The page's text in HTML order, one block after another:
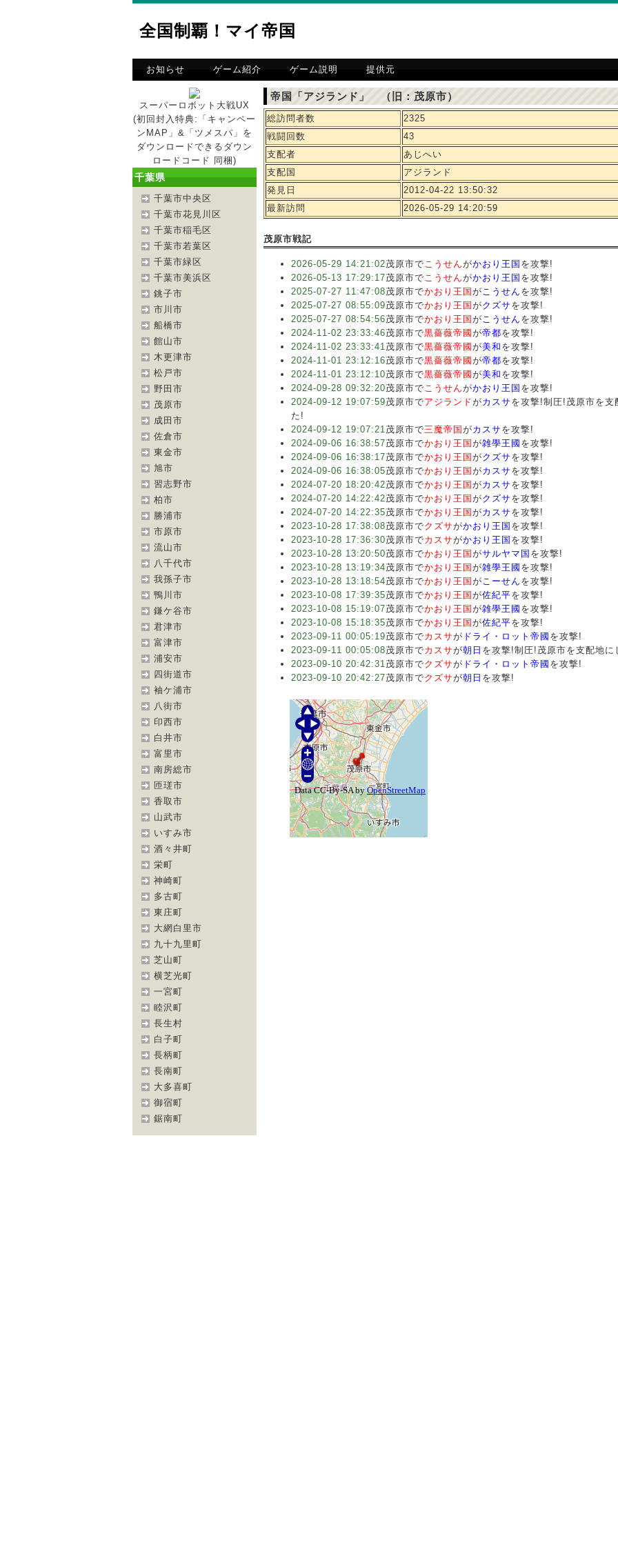
全国制覇！マイ帝国
お知らせ ゲーム紹介 ゲーム説明 提供元
スーパーロボット大戦UX
(初回封入特典:「キャンペー
ンMAP」&「ツメスパ」を
ダウンロードできるダウン
ロードコード 同梱)
千葉県
千葉市中央区
千葉市花見川区
千葉市稲毛区
千葉市若葉区
千葉市緑区
千葉市美浜区
銚子市
市川市
船橋市
館山市
木更津市
松戸市
野田市
茂原市
成田市
佐倉市
東金市
旭市
習志野市
柏市
勝浦市
市原市
流山市
八千代市
我孫子市
鴨川市
鎌ケ谷市
君津市
富津市
浦安市
四街道市
袖ケ浦市
八街市
印西市
白井市
富里市
南房総市
匝瑳市
香取市
山武市
いすみ市
酒々井町
栄町
神崎町
多古町
東庄町
大網白里市
九十九里町
芝山町
横芝光町
一宮町
睦沢町
長生村
白子町
長柄町
長南町
大多喜町
御宿町
鋸南町
帝国「アジランド」 （旧：茂原市）
総訪問者数
2325
戦闘回数
43
支配者
あじへい
支配国
アジランド
発見日
2012-04-22 13:50:32
最新訪問
2026-05-29 14:20:59
茂原市戦記
2026-05-29 14:21:02茂原市でこうせんがかおり王国 を攻撃!
2026-05-13 17:29:17茂原市でこうせんがかおり王国 を攻撃!
2025-07-27 11:47:08茂原市でかおり王国 がこうせん を攻撃!
2025-07-27 08:55:09茂原市でかおり王国 がクズサを攻撃!
2025-07-27 08:54:56茂原市でかおり王国 がこうせん を攻撃!
2024-11-02 23:33:46茂原市で黒薔薇帝國 が帝都を攻撃!
2024-11-02 23:33:41茂原市で黒薔薇帝國 が美和 を攻撃!
2024-11-01 23:12:16茂原市で黒薔薇帝國 が帝都を攻撃!
2024-11-01 23:12:10茂原市で黒薔薇帝國 が美和 を攻撃!
2024-09-28 09:32:20茂原市でこうせんがかおり王国 を攻撃!
2024-09-12 19:07:59茂原市でアジランドがカスサを攻撃!制圧!茂原市を支
た!
2024-09-12 19:07:21茂原市で三魔帝国 がカスサを攻撃!
2024-09-06 16:38:57茂原市でかおり王国 が雑學王國 を攻撃!
2024-09-06 16:38:17茂原市でかおり王国 がクズサを攻撃!
2024-09-06 16:38:05茂原市でかおり王国 がカスサを攻撃!
2024-07-20 18:20:42茂原市でかおり王国 がカスサを攻撃!
2024-07-20 14:22:42茂原市でかおり王国 がクズサを攻撃!
2024-07-20 14:22:35茂原市でかおり王国 がカスサを攻撃!
2023-10-28 17:38:08茂原市でクズサがかおり王国 を攻撃!
2023-10-28 17:36:30茂原市でカスサがかおり王国 を攻撃!
2023-10-28 13:20:50茂原市でかおり王国 がサルヤマ国 を攻撃!
2023-10-28 13:19:34茂原市でかおり王国 が雑學王國 を攻撃!
2023-10-28 13:18:54茂原市でかおり王国 がこーせん を攻撃!
2023-10-08 17:39:35茂原市でかおり王国 が佐紀平を攻撃!
2023-10-08 15:19:07茂原市でかおり王国 が雑學王國 を攻撃!
2023-10-08 15:18:35茂原市でかおり王国 が佐紀平を攻撃!
2023-09-11 00:05:19茂原市でカスサが ドライ・ロット帝國 を攻撃!
2023-09-11 00:05:08茂原市でカスサが朝日 を攻撃!制圧!茂原市を支配地に
2023-09-10 20:42:31茂原市でクズサが ドライ・ロット帝國 を攻撃!
2023-09-10 20:42:27茂原市でクズサが朝日 を攻撃!